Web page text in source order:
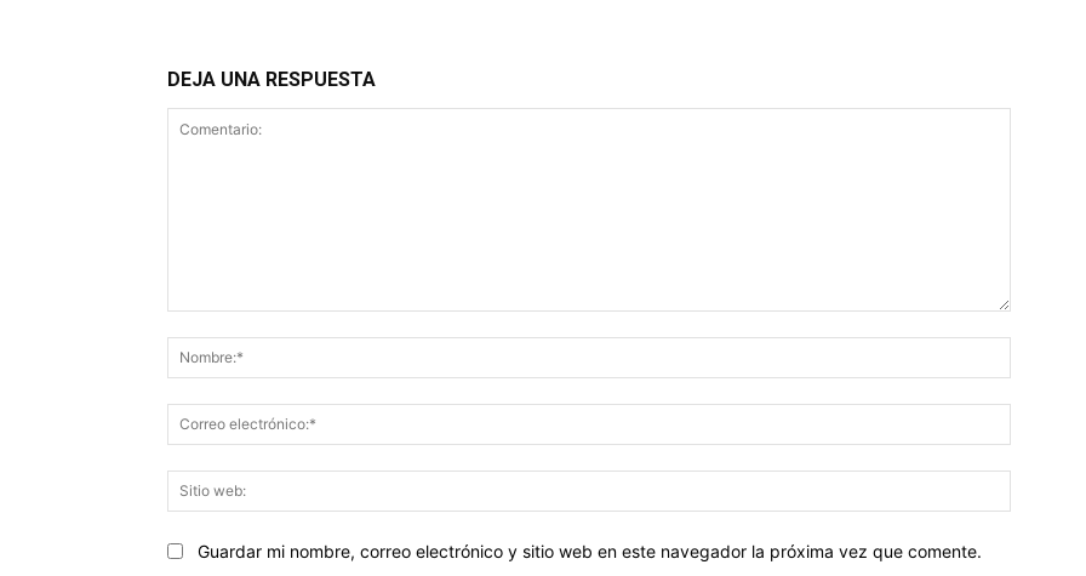
DEJA UNA RESPUESTA
web:
Guardar mi nombre, correo electrónico y sitio web en este navegador la próxima vez que comente.